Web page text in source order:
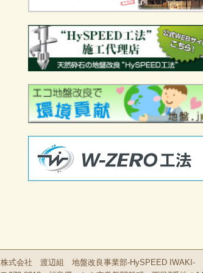
株式会社 渡辺組 地盤改良事業部-HySPEED IWAKI-